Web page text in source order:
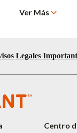
Ver Más
Legales
Centro